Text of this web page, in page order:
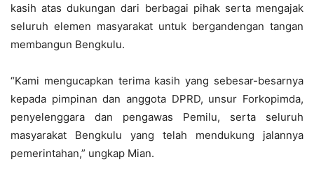
kasih atas dukungan dari berbagai pihak serta mengajak
seluruh elemen masyarakat untuk bergandengan tangan
membangun Bengkulu.
“Kami mengucapkan terima kasih yang sebesar-besarnya
kepada pimpinan dan anggota DPRD, unsur Forkopimda,
penyelenggara dan pengawas Pemilu, serta seluruh
masyarakat Bengkulu yang telah mendukung jalannya
pemerintahan,” ungkap Mian.